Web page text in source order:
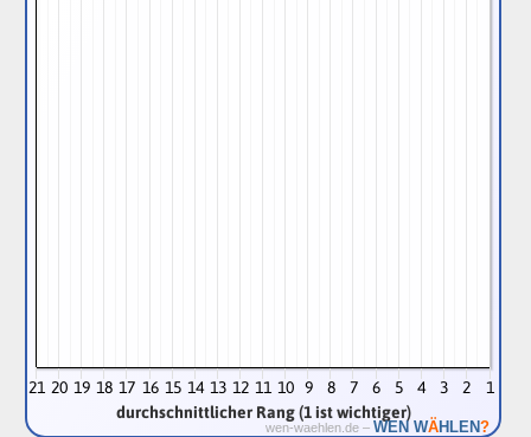
durchschnittlicher Rang (1 ist wichtiger)
21 20 19 18 17 16 15 14 13 12 11 10 9 8 7 6 5 4 3 2 1
wen-waehlen.de – WEN WÄHLEN?